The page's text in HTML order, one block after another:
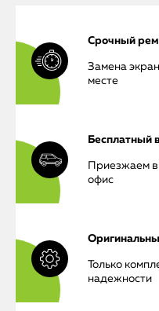
Срочный
Замена
месте
Бесплатный
Приезжаем в
офис
Только
надежности